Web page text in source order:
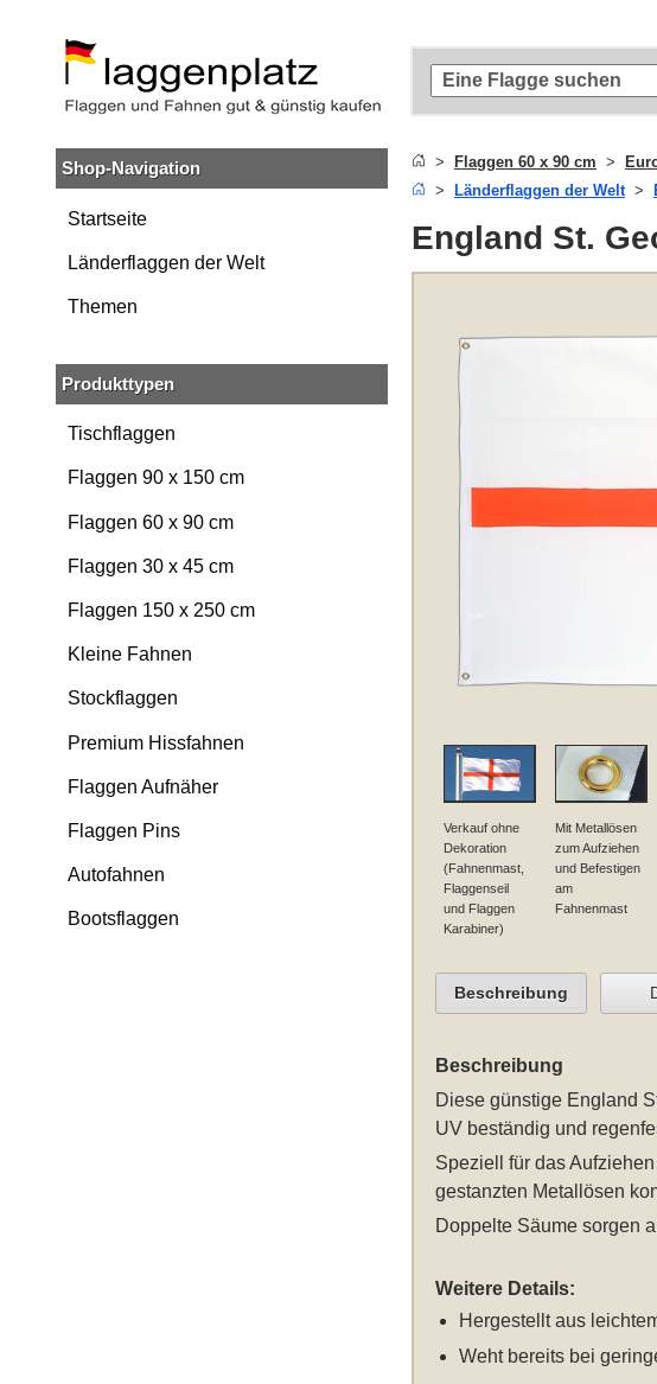
Hauptinhalt
springen
Suche
Zur
Navigation
springen
Shop-Navigation
Startseite
Länderflaggen der Welt
Themen
Produkttypen
Tischflaggen
Flaggen 90 x 150 cm
Flaggen 60 x 90 cm
Flaggen 30 x 45 cm
Flaggen 150 x 250 cm
Kleine Fahnen
Stockflaggen
Premium Hissfahnen
Flaggen Aufnäher
Flaggen Pins
Autofahnen
Bootsflaggen
Flaggen 60 x 90 cm
Länderflaggen der Welt
England St.
Verkauf ohne
Dekoration
(Fahnenmast,
Flaggenseil
und Flaggen
Karabiner)
Mit Metallösen
zum Aufziehen
und Befestigen
am
Fahnenmast
Beschreibung
Beschreibung
Diese günstige England
UV beständig und
Speziell für das
gestanzten Metallösen
Doppelte Säume sorgen
Weitere Details:
Hergestellt aus
Weht bereits bei